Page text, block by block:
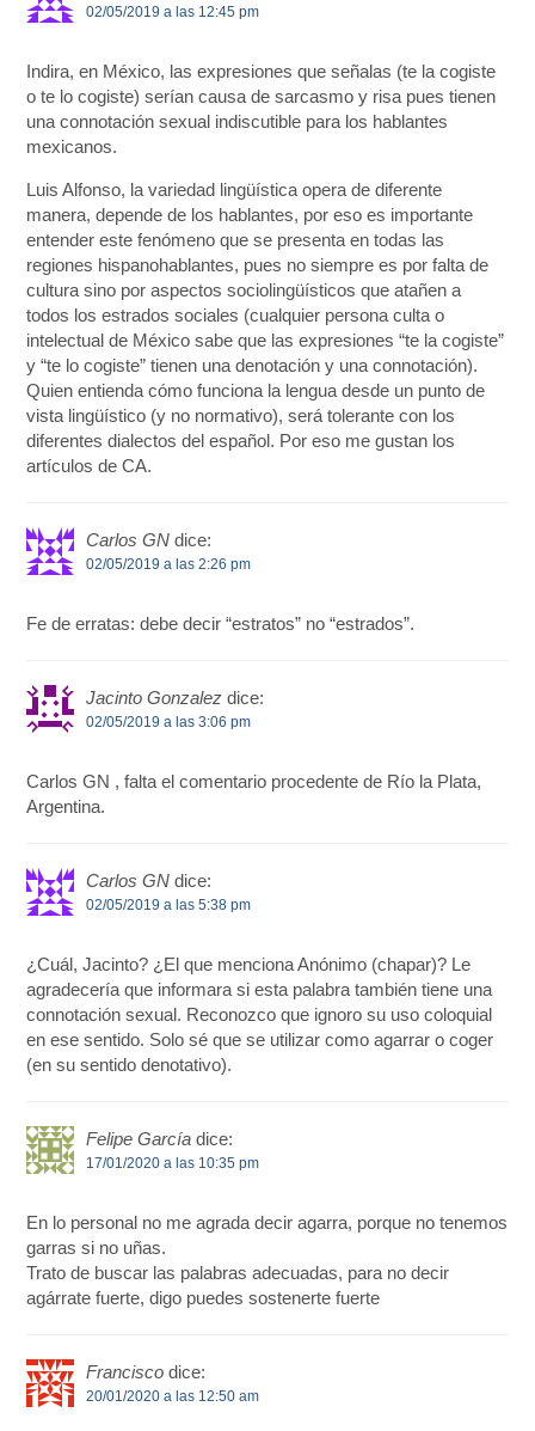
02/05/2019 a las 12:45 pm
Indira, en México, las expresiones que señalas (te la cogiste
o te lo cogiste) serían causa de sarcasmo y risa pues tienen
una connotación sexual indiscutible para los hablantes
mexicanos.
Luis Alfonso, la variedad lingüística opera de diferente
manera, depende de los hablantes, por eso es importante
entender este fenómeno que se presenta en todas las
regiones hispanohablantes, pues no siempre es por falta de
cultura sino por aspectos sociolingüísticos que atañen a
todos los estrados sociales (cualquier persona culta o
intelectual de México sabe que las expresiones “te la cogiste”
y “te lo cogiste” tienen una denotación y una connotación).
Quien entienda cómo funciona la lengua desde un punto de
vista lingüístico (y no normativo), será tolerante con los
diferentes dialectos del español. Por eso me gustan los
artículos de CA.
Carlos GN dice:
02/05/2019 a las 2:26 pm
Fe de erratas: debe decir “estratos” no “estrados”.
Jacinto Gonzalez dice:
02/05/2019 a las 3:06 pm
Carlos GN , falta el comentario procedente de Río la Plata,
Argentina.
Carlos GN dice:
02/05/2019 a las 5:38 pm
¿Cuál, Jacinto? ¿El que menciona Anónimo (chapar)? Le
agradecería que informara si esta palabra también tiene una
connotación sexual. Reconozco que ignoro su uso coloquial
en ese sentido. Solo sé que se utilizar como agarrar o coger
(en su sentido denotativo).
Felipe García dice:
17/01/2020 a las 10:35 pm
En lo personal no me agrada decir agarra, porque no tenemos
garras si no uñas.
Trato de buscar las palabras adecuadas, para no decir
agárrate fuerte, digo puedes sostenerte fuerte
Francisco dice:
20/01/2020 a las 12:50 am